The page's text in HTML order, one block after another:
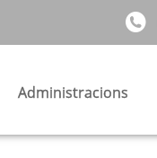
Administracions